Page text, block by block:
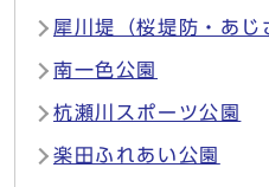
犀川堤（桜堤防・あじ
南一色公園
杭瀬川スポーツ公園
楽田ふれあい公園